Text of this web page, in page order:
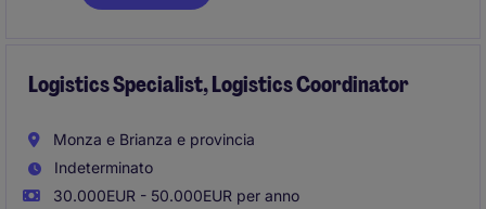
Logistics Specialist, Logistics Coordinator
Monza e Brianza e provincia
Indeterminato
30.000EUR - 50.000EUR per anno